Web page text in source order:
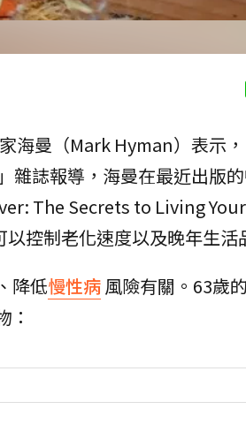
海曼（Mark Hyman）表示
雜誌報導，海曼在最近出版
The Secrets to Living
控制老化速度以及晚年生活
降低慢性病風險有關。63歲
：